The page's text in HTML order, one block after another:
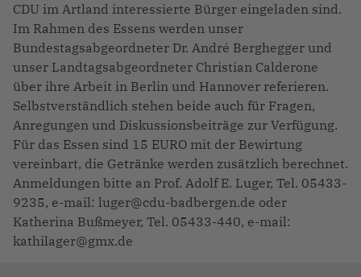
CDU im Artland interessierte Bürger eingeladen sind.
Im Rahmen des Essens werden unser
Bundestagsabgeordneter Dr. André Berghegger und
unser Landtagsabgeordneter Christian Calderone
über ihre Arbeit in Berlin und Hannover referieren.
Selbstverständlich stehen beide auch für Fragen,
Anregungen und Diskussionsbeiträge zur Verfügung.
Für das Essen sind 15 EURO mit der Bewirtung
vereinbart, die Getränke werden zusätzlich berechnet.
Anmeldungen bitte an Prof. Adolf E. Luger, Tel. 05433-
9235, e-mail: luger@cdu-badbergen.de oder
Katherina Bußmeyer, Tel. 05433-440, e-mail:
kathilager@gmx.de